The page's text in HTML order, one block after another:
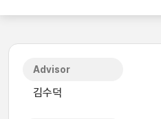
Advisor
김수덕